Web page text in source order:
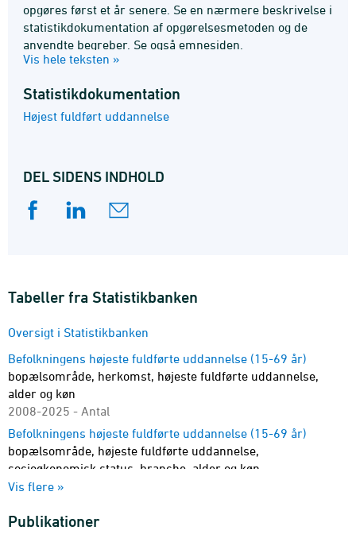
opgøres først et år senere. Se en nærmere beskrivelse i
statistikdokumentation af opgørelsesmetoden og de
anvendte begreber. Se også emnesiden.
Vis hele teksten »
Statistik­dokumentation
Højest fuldført uddannelse
DEL SIDENS INDHOLD
Tabeller fra Statistikbanken
Oversigt i Statistikbanken
Befolkningens højeste fuldførte uddannelse (15-69 år)
bopælsområde, herkomst, højeste fuldførte uddannelse,
alder og køn
2008-2025 - Antal
Befolkningens højeste fuldførte uddannelse (15-69 år)
bopælsområde, højeste fuldførte uddannelse,
socioøkonomisk status, branche, alder og køn
2008-2024 - Antal
bopælsområde, herkomst, højeste fuldførte uddannelse,
Vis flere »
Publikationer